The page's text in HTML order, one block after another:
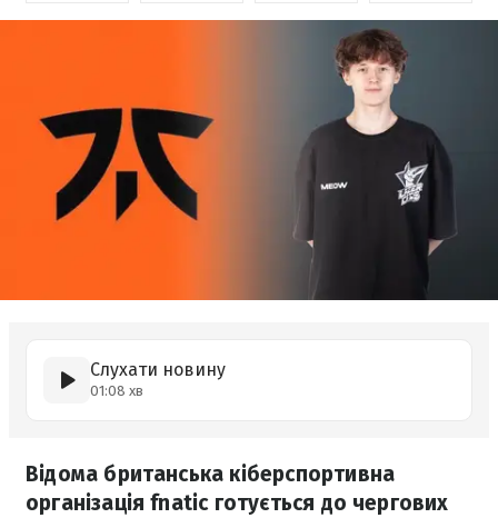
Слухати новину
01:08 хв
Відома британська кіберспортивна
організація fnatic готується до чергових